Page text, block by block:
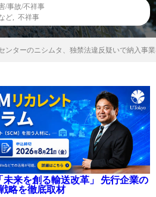
/事故/不祥事
ど 不祥事
ンターのニシムタ、独禁法違反疑いで納入事
来を創る輸送改革」 先行企業の
略を徹底取材